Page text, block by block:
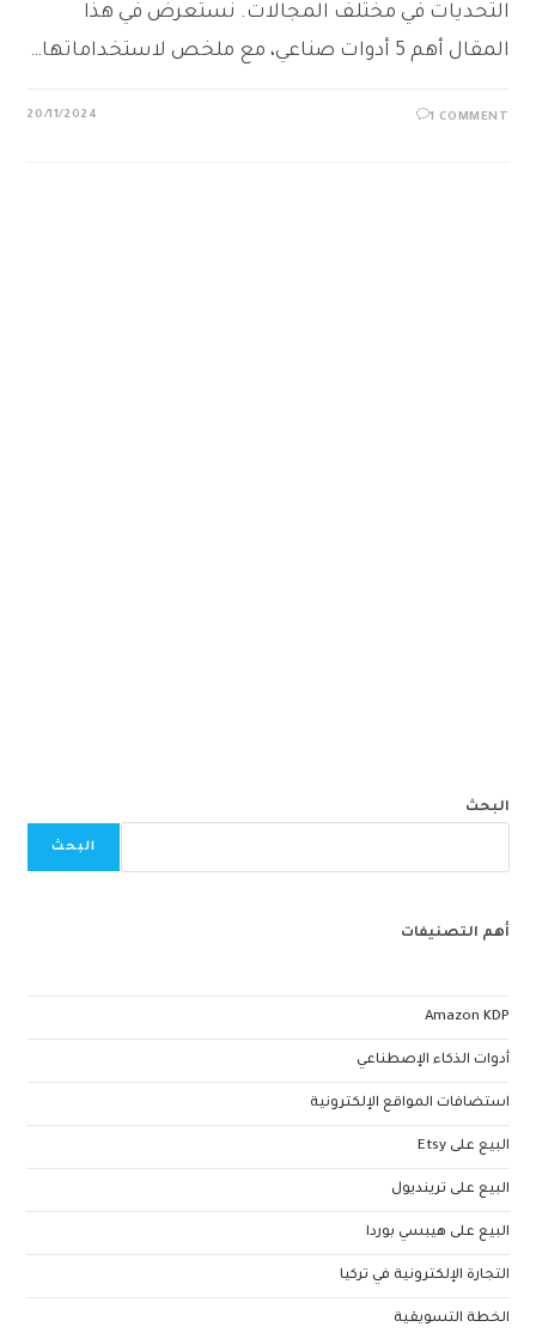
التحديات في مختلف المجالات. نستعرض في هذا
المقال أهم 5 أدوات صناعي، مع ملخص لاستخداماتها…
1 COMMENT
20/11/2024
البحث
البحث
أهم التصنيفات
Amazon KDP
أدوات الذكاء الإصطناعي
استضافات المواقع الإلكترونية
البيع على Etsy
البيع على ترينديول
البيع على هيبسي بوردا
التجارة الإلكترونية في تركيا
الخطة التسويقية